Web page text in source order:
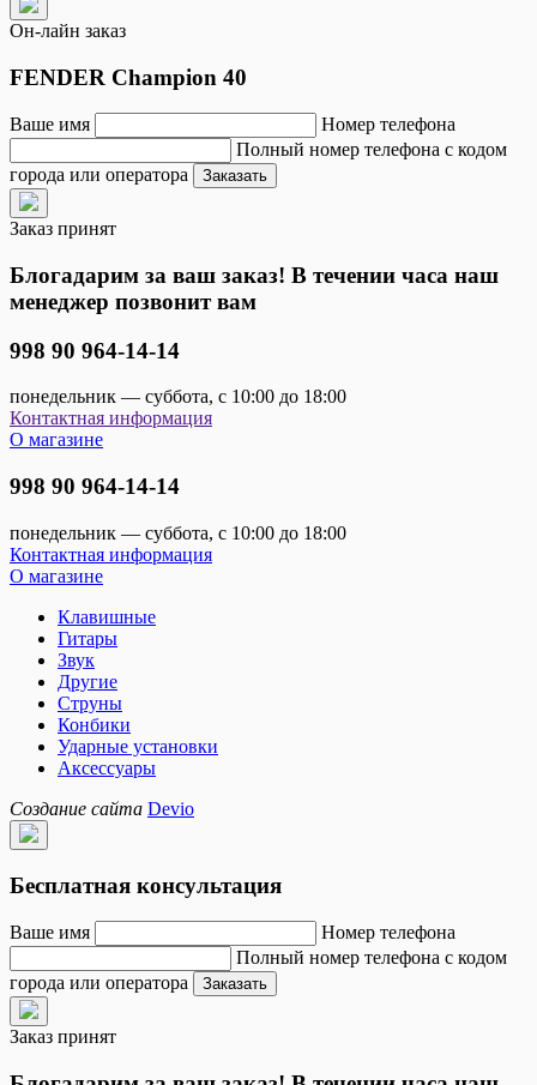
Он-лайн заказ
FENDER Champion 40
Ваше имя
Номер телефона
Полный номер телефона с кодом
города или оператора
Заказать
Заказ принят
Блогадарим за ваш заказ! В течении часа наш
менеджер позвонит вам
998 90 964-14-14
понедельник — суббота, с 10:00 до 18:00
Контактная информация
О магазине
998 90 964-14-14
понедельник — суббота, с 10:00 до 18:00
Контактная информация
О магазине
Клавишные
Гитары
Звук
Другие
Струны
Конбики
Ударные установки
Аксессуары
Создание сайта Devio
Бесплатная консультация
Ваше имя
Номер телефона
Полный номер телефона с кодом
города или оператора
Заказать
Заказ принят